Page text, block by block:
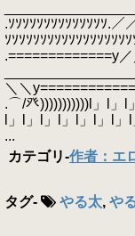
.ｿｿｿｿｿｿｿｿｿｿｿｿｿｿ.
ｿｿｿｿｿｿｿｿｿｿｿｿｿｿｿｿｿｿ
.=============y／
＼＼
.⌒/癶)))))))))))l」l」l
l」l」l」l」l」l」l
...
カテゴリ-作者：エ
タグ- やる太, や